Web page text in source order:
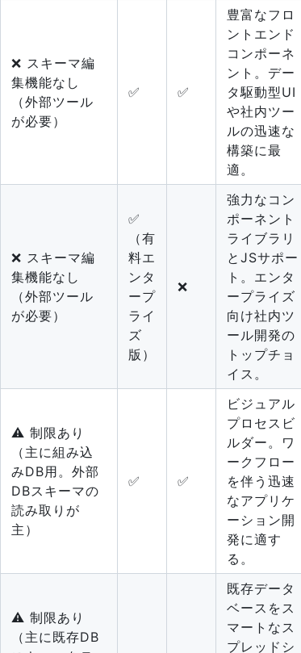
❌ スキーマ編
集機能なし
（外部ツール
が必要）
✅ ✅
豊富なフロ
ントエンド
コンポーネ
ント。デー
タ駆動型UI
や社内ツー
ルの迅速な
構築に最
適。
❌ スキーマ編
集機能なし
（外部ツール
が必要）
✅
（有
料エ
ンタ
ープ
ライ
ズ
版）
❌
強力なコン
ポーネント
ライブラリ
とJSサポー
ト。エンタ
ープライズ
向け社内ツ
ール開発の
トップチョ
イス。
⚠️ 制限あり
（主に組み込
みDB用。外部
DBスキーマの
読み取りが
主）
✅ ✅
ビジュアル
プロセスビ
ルダー。ワ
ークフロー
を伴う迅速
なアプリケ
ーション開
発に適す
る。
⚠️ 制限あり
（主に既存DB
既存データ
ベースをス
マートなス
プレッドシ